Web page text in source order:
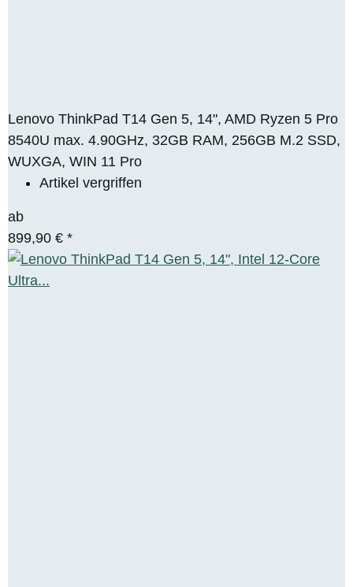
Lenovo ThinkPad T14 Gen 5, 14", AMD Ryzen 5 Pro
8540U max. 4.90GHz, 32GB RAM, 256GB M.2 SSD,
WUXGA, WIN 11 Pro
Artikel vergriffen
ab
899,90 € *